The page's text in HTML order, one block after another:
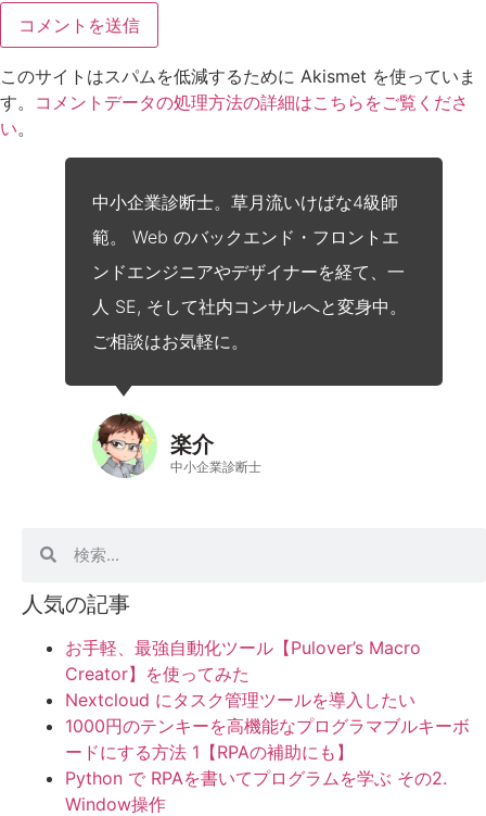
このサイトはスパムを低減するために Akismet を使っていま
す。 コメントデータの処理方法の詳細はこちらをご覧くださ
い。
中小企業診断士。草月流いけばな4級師
範。 Web のバックエンド・フロントエ
ンドエンジニアやデザイナーを経て、一
人 SE, そして社内コンサルへと変身中。
ご相談はお気軽に。
楽介
中小企業診断士
人気の記事
お手軽、最強自動化ツール【Pulover’s Macro
Creator】を使ってみた
Nextcloud にタスク管理ツールを導入したい
1000円のテンキーを高機能なプログラマブルキーボ
ードにする方法 1【RPAの補助にも】
Python で RPAを書いてプログラムを学ぶ その2.
Window操作